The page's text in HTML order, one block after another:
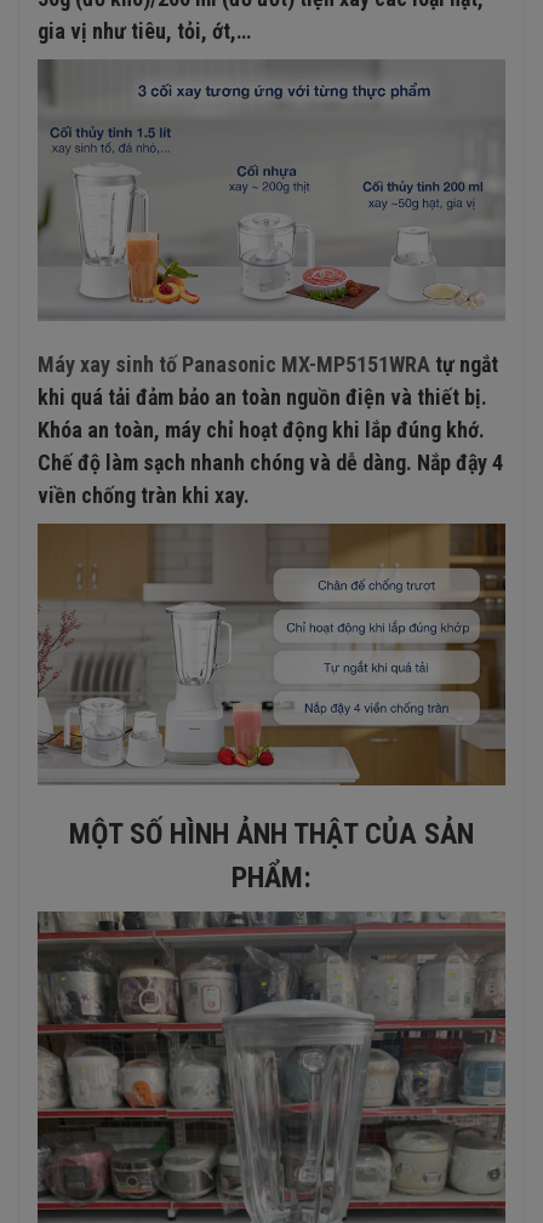
gia vị như tiêu, tỏi, ớt,…
Máy xay sinh tố Panasonic MX-MP5151WRA tự ngắt
khi quá tải đảm bảo an toàn nguồn điện và thiết bị.
Khóa an toàn, máy chỉ hoạt động khi lắp đúng khớ.
Chế độ làm sạch nhanh chóng và dễ dàng. Nắp đậy 4
viền chống tràn khi xay.
MỘT SỐ HÌNH ẢNH THẬT CỦA SẢN
PHẨM: